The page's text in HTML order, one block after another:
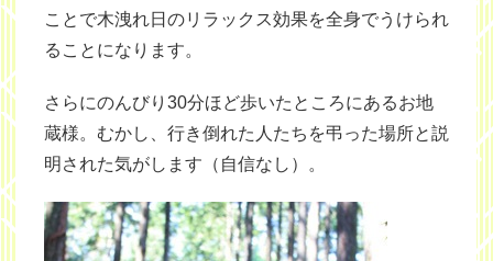
ことで木洩れ日のリラックス効果を全身でうけられ
ることになります。
さらにのんびり30分ほど歩いたところにあるお地
蔵様。むかし、行き倒れた人たちを弔った場所と説
明された気がします（自信なし）。